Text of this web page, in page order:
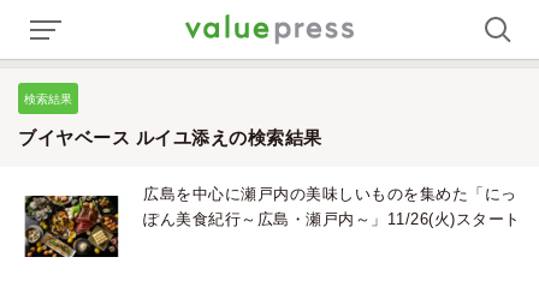
検索結果
ブイヤベース ルイユ添えの検索結果
広島を中心に瀬戸内の美味しいものを集めた「にっ
ぽん美食紀行～広島・瀬戸内～」11/26(火)スタート